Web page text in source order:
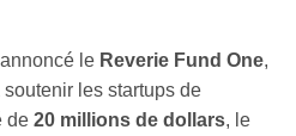
le Reverie Fund One,
les startups de
de 20 millions de dollars, le